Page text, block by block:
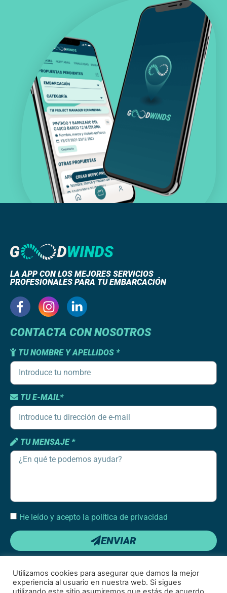
LA APP CON LOS MEJORES SERVICIOS
PROFESIONALES PARA TU EMBARCACIÓN
CONTACTA CON NOSOTROS
TU NOMBRE Y APELLIDOS *
TU E-MAIL*
TU MENSAJE *
He leído y acepto la política de privacidad
ENVIAR
Utilizamos cookies para asegurar que damos la mejor
experiencia al usuario en nuestra web. Si sigues